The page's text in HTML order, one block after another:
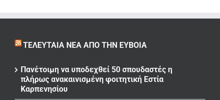
ΤΕΛΕΥΤΑΊΑ ΝΈΑ ΑΠΌ ΤΗΝ ΕΎΒΟΙΑ
Πανέτοιμη να υποδεχθεί 50 σπουδαστές η
πλήρως ανακαινισμένη φοιτητική Εστία
Καρπενησίου